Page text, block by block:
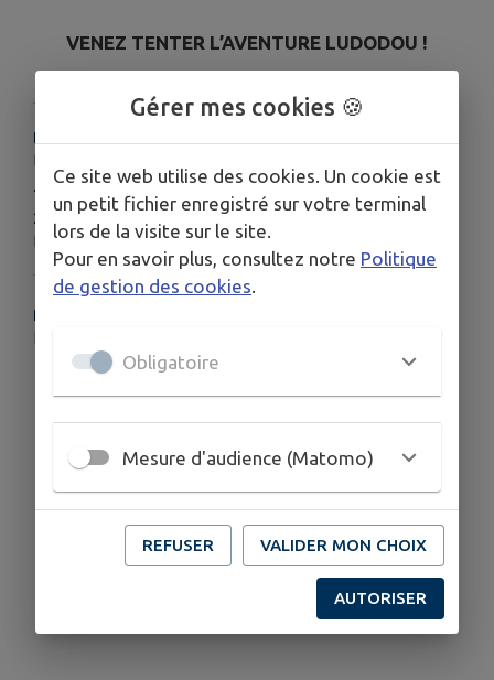
VENEZ TENTER L’AVENTURE LUDODOU !
HORAIRES
De 9h00 à 12h00
TARIFS
2 séances gratuites pour découvrir
Puis 3€ la séance par famille ou 20€ par an
PLUS D'INFORMATIONS
Gérer mes cookies 🍪
Ce site web utilise des cookies. Un cookie est
un petit fichier enregistré sur votre terminal
lors de la visite sur le site.
Pour en savoir plus, consultez notre Politique
de gestion des cookies.
Obligatoire
Mesure d'audience (Matomo)
REFUSER VALIDER MON CHOIX
AUTORISER